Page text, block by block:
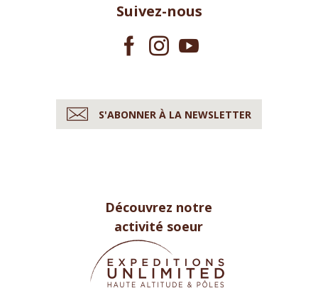
Suivez-nous
S'ABONNER À LA NEWSLETTER
Découvrez notre
activité soeur